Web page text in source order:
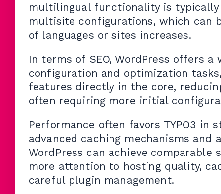
multilingual functionality is
multisite configurations, which can
of languages or sites increases.
In terms of SEO, WordPress offers
configuration and optimization
features directly in the core,
often requiring more initial
Performance often favors TYPO3 in
advanced caching mechanisms
WordPress can achieve
more attention to hosting quality,
careful plugin management.